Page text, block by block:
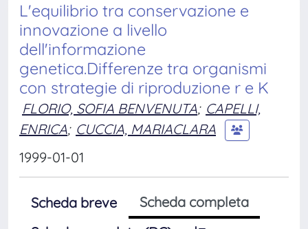
L'equilibrio tra conservazione e
innovazione a livello
dell'informazione
genetica.Differenze tra organismi
con strategie di riproduzione r e K
FLORIO, SOFIA BENVENUTA; CAPELLI,
ENRICA; CUCCIA, MARIACLARA
1999-01-01
Scheda breve
Scheda completa